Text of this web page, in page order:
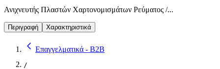
Ανιχνευτής Πλαστών Χαρτονομισμάτων Ρεύματος /...
Περιγραφή Χαρακτηριστικά
Επαγγελματικά - B2B
/